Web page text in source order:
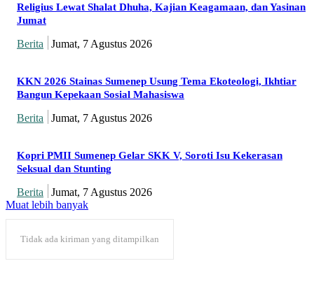
Religius Lewat Shalat Dhuha, Kajian Keagamaan, dan Yasinan
Jumat
Berita Jumat, 7 Agustus 2026
KKN 2026 Stainas Sumenep Usung Tema Ekoteologi, Ikhtiar
Bangun Kepekaan Sosial Mahasiswa
Berita Jumat, 7 Agustus 2026
Kopri PMII Sumenep Gelar SKK V, Soroti Isu Kekerasan
Seksual dan Stunting
Berita
Jumat, 7 Agustus 2026
Muat lebih banyak
Tidak ada kiriman yang ditampilkan